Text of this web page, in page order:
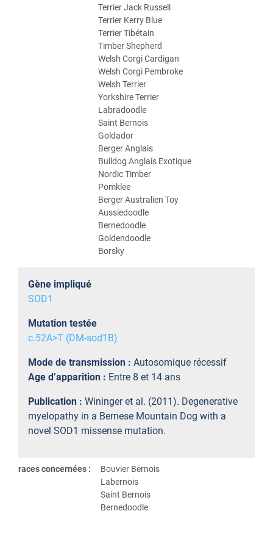
Terrier Jack Russell
Terrier Kerry Blue
Terrier Tibétain
Timber Shepherd
Welsh Corgi Cardigan
Welsh Corgi Pembroke
Welsh Terrier
Yorkshire Terrier
Labradoodle
Saint Bernois
Goldador
Berger Anglais
Bulldog Anglais Exotique
Nordic Timber
Pomklee
Berger Australien Toy
Aussiedoodle
Bernedoodle
Goldendoodle
Borsky
Gène impliqué
SOD1
Mutation testée
c.52A>T (DM-sod1B)
Mode de transmission : Autosomique récessif
Age d’apparition : Entre 8 et 14 ans
Publication : Wininger et al. (2011). Degenerative
myelopathy in a Bernese Mountain Dog with a
novel SOD1 missense mutation.
races concernées :
Bouvier Bernois
Labernois
Saint Bernois
Bernedoodle